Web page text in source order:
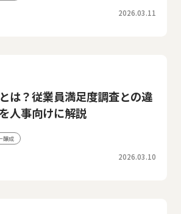
2026.03.11
は？従業員満足度調査との違
人事向けに解説
醸成
2026.03.10